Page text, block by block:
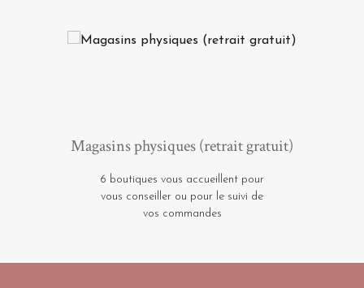
Magasins physiques (retrait gratuit)
6 boutiques vous accueillent pour
vous conseiller ou pour le suivi de
vos commandes